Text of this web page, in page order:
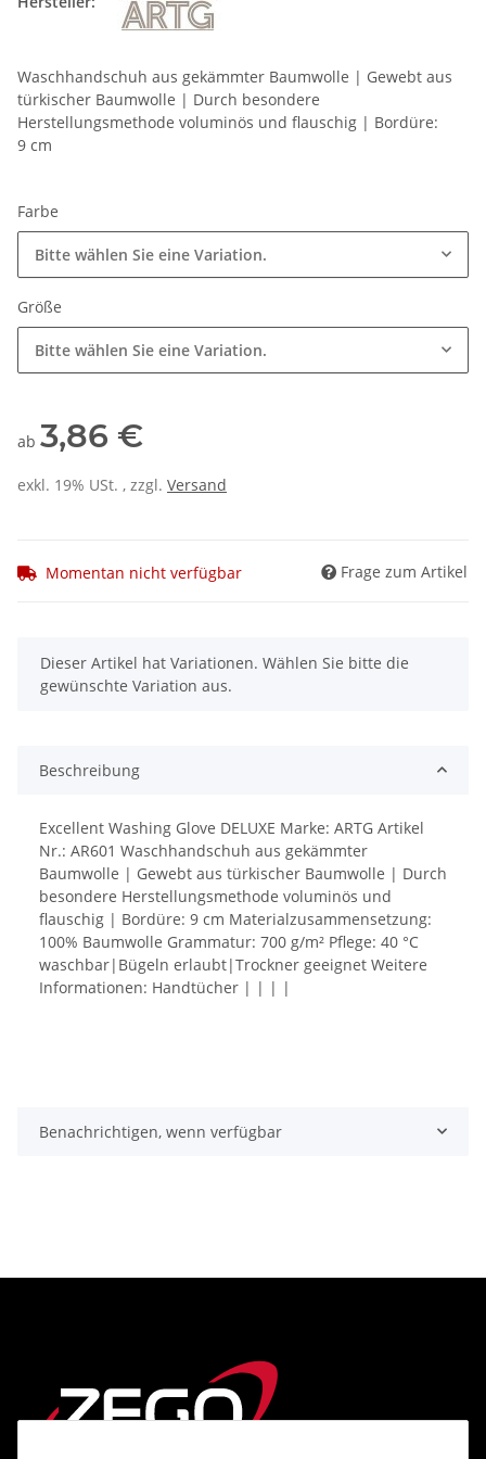
Waschhandschuh aus gekämmter Baumwolle | Gewebt aus
türkischer Baumwolle | Durch besondere
Herstellungsmethode voluminös und flauschig | Bordüre:
9 cm
Farbe
Bitte wählen Sie eine Variation.
Größe
Bitte wählen Sie eine Variation.
ab 3,86 €
exkl. 19% USt. , zzgl. Versand
Momentan nicht verfügbar Frage zum Artikel
x
Dieser Artikel hat Variationen. Wählen Sie bitte die
gewünschte Variation aus.
Beschreibung
Excellent Washing Glove DELUXE Marke: ARTG Artikel
Nr.: AR601 Waschhandschuh aus gekämmter
Baumwolle | Gewebt aus türkischer Baumwolle | Durch
besondere Herstellungsmethode voluminös und
flauschig | Bordüre: 9 cm Materialzusammensetzung:
100% Baumwolle Grammatur: 700 g/m² Pflege: 40 °C
waschbar|Bügeln erlaubt|Trockner geeignet Weitere
Informationen: Handtücher | | | |
Benachrichtigen, wenn verfügbar